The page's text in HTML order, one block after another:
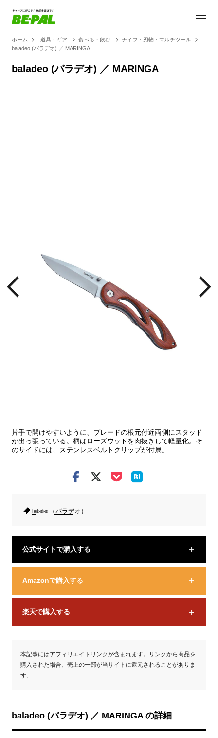
ホーム 道具・ギア 食べる・飲む
ナイフ・刃物・マルチツール
baladeo (バラデオ) ／ MARINGA
baladeo (バラデオ) ／ MARINGA
片手で開けやすいように、ブレードの根元付近両側にスタッド
が出っ張っている。柄はローズウッドを肉抜きして軽量化。そ
のサイドには、ステンレスベルトクリップが付属。
baladeo （バラデオ）
公式サイトで購入する
Amazonで購入する
楽天で購入する
本記事にはアフィリエイトリンクが含まれます。リンクから商品を
購入された場合、売上の一部が当サイトに還元されることがありま
す。
baladeo (バラデオ) ／ MARINGA の詳細